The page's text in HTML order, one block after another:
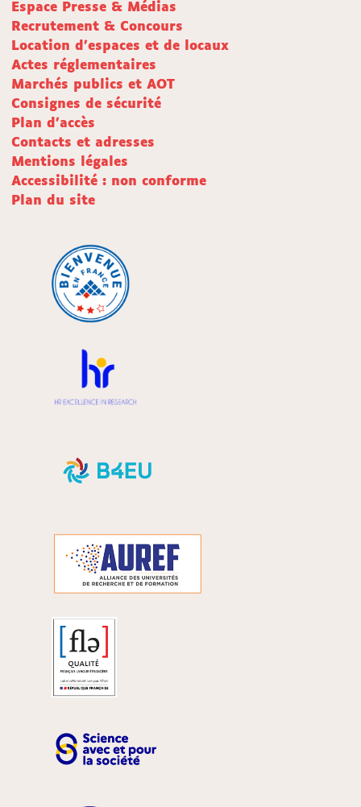
Espace Presse & Médias
Recrutement & Concours
Location d'espaces et de locaux
Actes réglementaires
Marchés publics et AOT
Consignes de sécurité
Plan d'accès
Contacts et adresses
Mentions légales
Accessibilité : non conforme
Plan du site